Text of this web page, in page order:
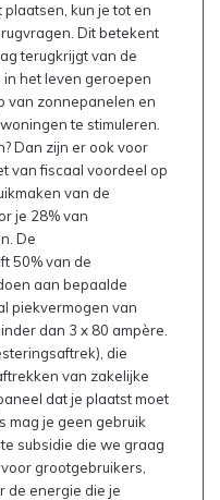
kun je tot en
Dit betekent
terugkrijgt van de
het leven geroepen
van zonnepanelen en
te stimuleren.
Dan zijn er ook voor
van fiscaal voordeel op
van de
je 28% van
De
50% van de
aan bepaalde
piekvermogen van
dan 3 x 80 ampère.
die
van zakelijke
dat je plaatst moet
mag je geen gebruik
subsidie die we graag
grootgebruikers,
de energie die je